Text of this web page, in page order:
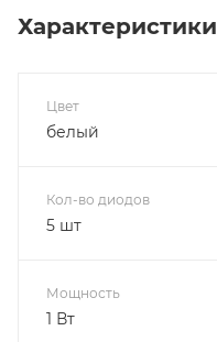
Характеристики
Цвет
белый
Кол-во диодов
5 шт
Мощность
1 Вт